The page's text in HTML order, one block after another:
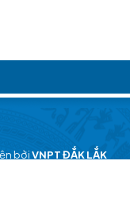
bởiVNPT ĐẮK LẮK